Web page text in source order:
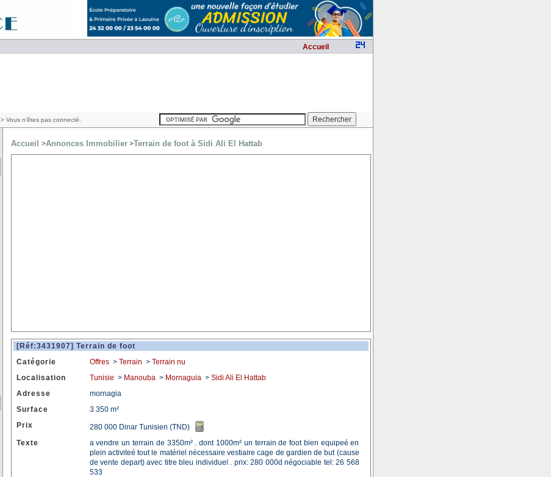
Accueil
> Vous n'êtes pas connecté.
Accueil >Annonces Immobilier>Terrain de foot à Sidi Ali El Hattab
[Réf:3431907] Terrain de foot
Catégorie
Offres> Terrain > Terrain nu
Localisation
Tunisie > Manouba> Mornaguia> Sidi Ali El Hattab
Adresse
mornagia
Surface
3 350 m²
Prix
280 000 Dinar Tunisien (TND)
Texte
a vendre un terrain de 3350m² . dont 1000m² un terrain de foot bien equipeé en
plein activiteé tout le matériel nécessaire vestiaire cage de gardien de but (cause
de vente depart) avec titre bleu individuel . prix: 280 000d négociable tel: 26 568
533